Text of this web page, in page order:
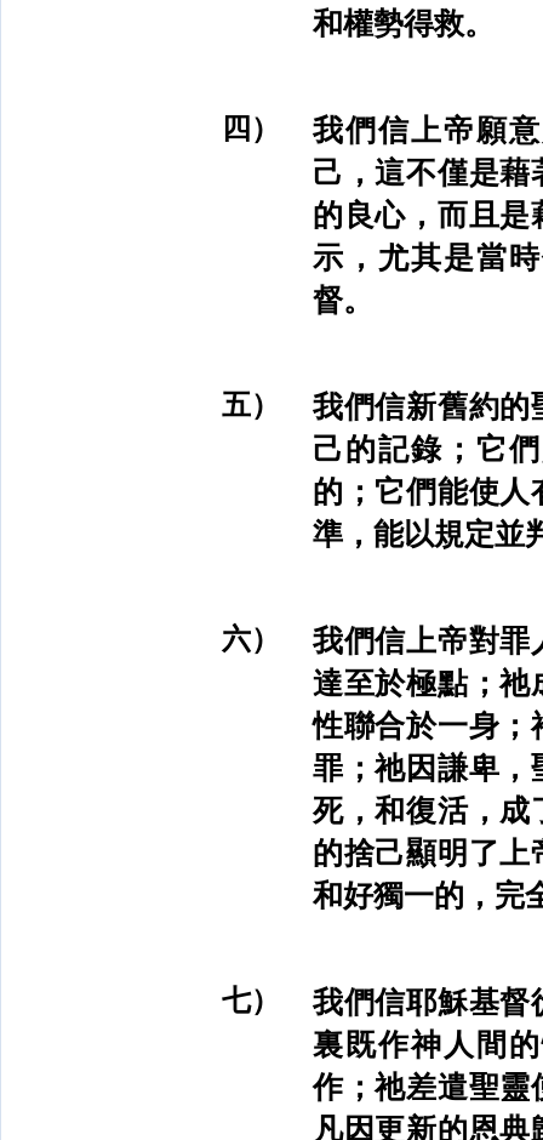
和權勢得救。
四）
我們信上帝願
己，這不僅是藉
的良心，而且是
示，尤其是當
督。
五）
我們信新舊約的
己的記錄；它
的；它們能使人
準，能以規定並
六）
我們信上帝對罪
達至於極點；祂
性聯合於一身；
罪；祂因謙卑，
死，和復活，成
的捨己顯明了上
和好獨一的，完
七）
我們信耶穌基督
裏既作神人間
作；祂差遣聖靈
凡因更新的恩